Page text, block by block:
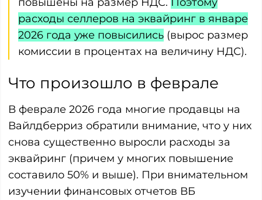
расходы селлеров на эквайринг в январе
2026 года уже повысились (вырос размер
комиссии в процентах на величину НДС).
Что произошло в феврале
В феврале 2026 года многие продавцы на
Вайлдберриз обратили внимание, что у них
снова существенно выросли расходы за
эквайринг (причем у многих повышение
составило 50% и выше). При внимательном
изучении финансовых отчетов ВБ